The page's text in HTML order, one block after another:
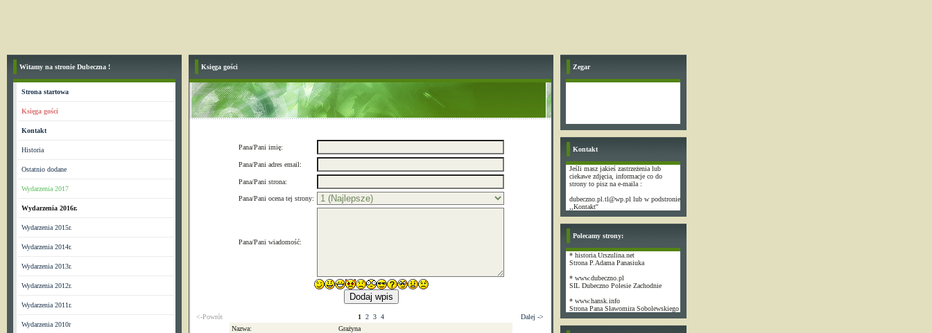
Witamy na stronie Dubeczna !
Strona startowa
Księga gości
Kontakt
Historia
Ostatnio dodane
Wydarzenia 2017
Wydarzenia 2016r.
Wydarzenia 2015r.
Wydarzenia 2014r.
Wydarzenia 2013r.
Wydarzenia 2012r.
Wydarzenia 2011r.
Wydarzenia 2010r
Księga gości
Pana/Pani imię:
Pana/Pani adres email:
Pana/Pani strona:
Pana/Pani ocena tej strony:
Pana/Pani wiadomość:
<-Powrót 1 2 3 4
Dalej ->
Nazwa:
Grażyna
Zegar
Kontakt
Jeśli masz jakieś zastrzeżenia lub
ciekawe zdjęcia, informacje co do
strony to pisz na e-maila :
dubeczno.pl.tl@wp.pl lub w podstronie
,,Kontakt''
Polecamy strony:
* historia.Urszulina.net
Strona P.Adama Panasiuka
* www.dubeczno.pl
SIL Dubeczno Polesie Zachodnie
* www.hansk.info
Strona Pana Sławomira Sobolewskiego